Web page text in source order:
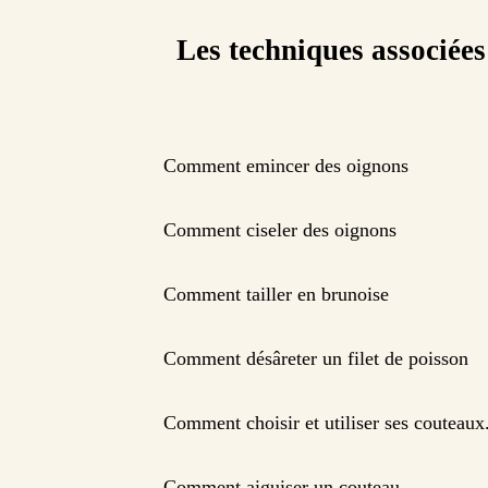
Les techniques associées
Comment emincer des oignons
Comment ciseler des oignons
Comment tailler en brunoise
Comment désâreter un filet de poisson
Comment choisir et utiliser ses